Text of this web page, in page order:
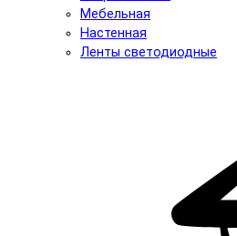
Мебельная
Настенная
Ленты светодиодные